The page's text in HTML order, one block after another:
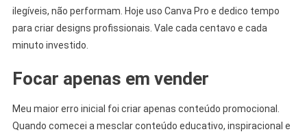
ilegíveis, não performam. Hoje uso Canva Pro e dedico tempo
para criar designs profissionais. Vale cada centavo e cada
minuto investido.
Focar apenas em vender
Meu maior erro inicial foi criar apenas conteúdo promocional.
Quando comecei a mesclar conteúdo educativo, inspiracional e